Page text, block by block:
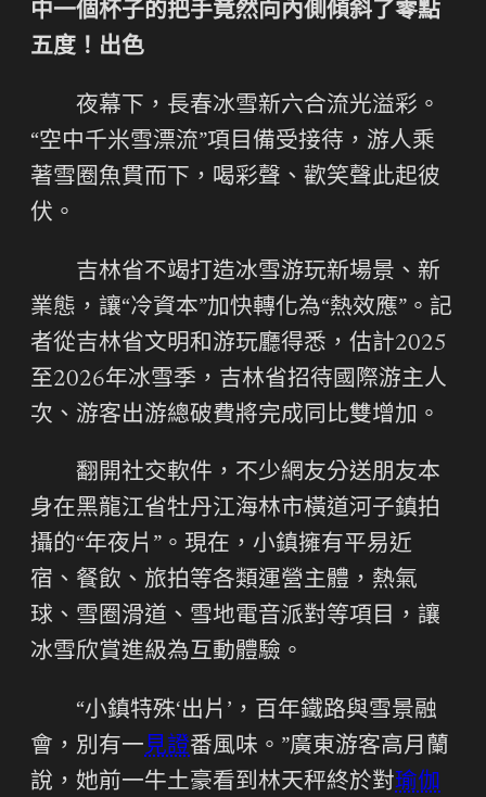
中一個杯子的把手竟然向內側傾斜了零點
五度！出色
夜幕下，長春冰雪新六合流光溢彩。
“空中千米雪漂流”項目備受接待，游人乘
著雪圈魚貫而下，喝彩聲、歡笑聲此起彼
伏。
吉林省不竭打造冰雪游玩新場景、新
業態，讓“冷資本”加快轉化為“熱效應”。記
者從吉林省文明和游玩廳得悉，估計2025
至2026年冰雪季，吉林省招待國際游主人
次、游客出游總破費將完成同比雙增加。
翻開社交軟件，不少網友分送朋友本
身在黑龍江省牡丹江海林市橫道河子鎮拍
攝的“年夜片”。現在，小鎮擁有平易近
宿、餐飲、旅拍等各類運營主體，熱氣
球、雪圈滑道、雪地電音派對等項目，讓
冰雪欣賞進級為互動體驗。
“小鎮特殊‘出片’，百年鐵路與雪景融
會，別有一見證番風味。”廣東游客高月蘭
說，她前一牛土豪看到林天秤終於對瑜伽